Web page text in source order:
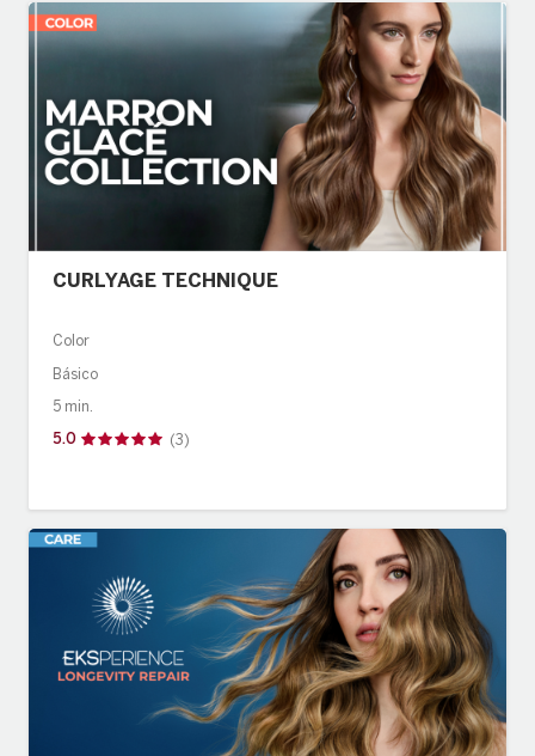
Evolution
American Crew
Revlon Professional
CURLYAGE TECHNIQUE
Color
Básico
5 min.
5.0 (3)